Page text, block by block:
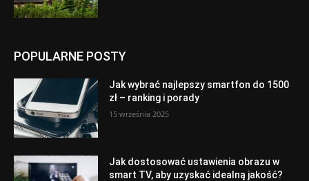
POPULARNE POSTY
Jak wybrać najlepszy smartfon do 1500
zł – ranking i porady
15 września 2025
Jak dostosować ustawienia obrazu w
smart TV, aby uzyskać idealną jakość?